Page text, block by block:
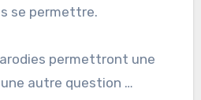
se permettre.
permettront une
autre question …